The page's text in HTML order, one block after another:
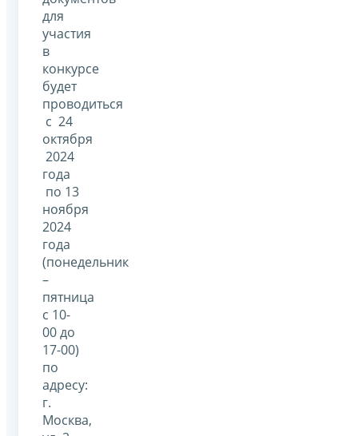
для
участия
в
конкурсе
будет
проводиться
с 24
октября
2024
года
по 13
ноября
2024
года
(понедельник
–
пятница
с 10-
00 до
17-00)
по
адресу:
г.
Москва,